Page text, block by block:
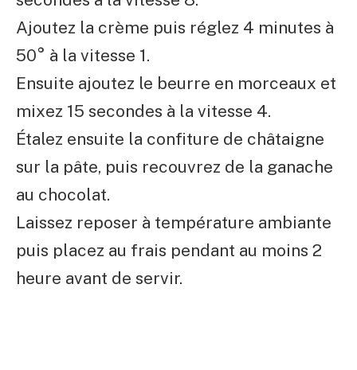
Ajoutez la crème puis réglez 4 minutes à
50° à la vitesse 1.
Ensuite ajoutez le beurre en morceaux et
mixez 15 secondes à la vitesse 4.
Étalez ensuite la confiture de châtaigne
sur la pâte, puis recouvrez de la ganache
au chocolat.
Laissez reposer à température ambiante
puis placez au frais pendant au moins 2
heure avant de servir.